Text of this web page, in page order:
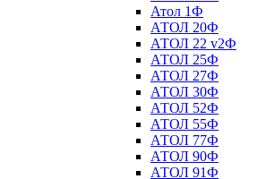
Атол 1Ф
АТОЛ 20Ф
АТОЛ 22 v2Ф
АТОЛ 25Ф
АТОЛ 27Ф
АТОЛ 30Ф
АТОЛ 52Ф
АТОЛ 55Ф
АТОЛ 77Ф
АТОЛ 90Ф
АТОЛ 91Ф